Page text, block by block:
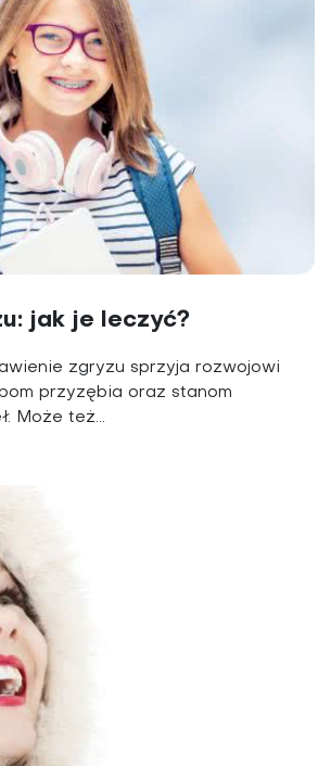
jak je leczyć?
zgryzu sprzyja rozwojowi
przyzębia oraz stanom
Może też...